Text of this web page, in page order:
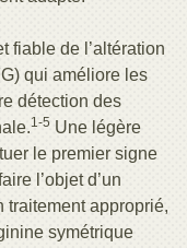
fiable de l’altération
qui améliore les
détection des
1-5 Une légère
le premier signe
l’objet d’un
traitement approprié,
symétrique